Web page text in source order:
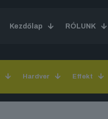
Kezdőlap RÓLUNK
Hardver Effekt